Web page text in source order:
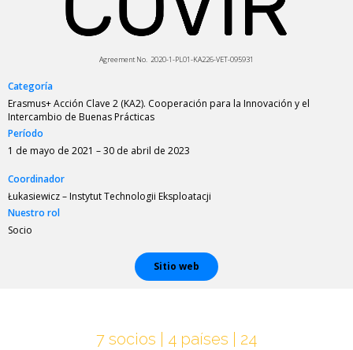
Agreement No. 2020-1-PL01-KA226-VET-095931
Categoría
Erasmus+ Acción Clave 2 (KA2). Cooperación para la Innovación y el
Intercambio de Buenas Prácticas
Período
1 de mayo de 2021 – 30 de abril de 2023
Coordinador
Łukasiewicz – Instytut Technologii Eksploatacji
Nuestro rol
Socio
Sitio web
7 socios | 4 países | 24